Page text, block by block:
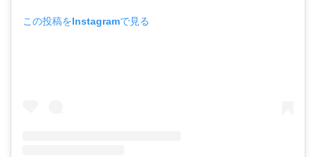
この投稿をInstagramで見る